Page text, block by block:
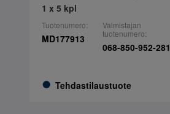
1 x 5 kpl
Tuotenumero:
MD177913
Tehdastilaustuote
Valmistajan
tuotenumero:
068-850-952-281